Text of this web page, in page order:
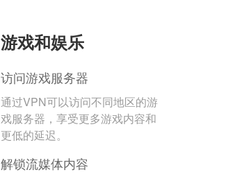
游戏和娱乐
访问游戏服务器
通过VPN可以访问不同地区的游
戏服务器，享受更多游戏内容和
更低的延迟。
解锁流媒体内容